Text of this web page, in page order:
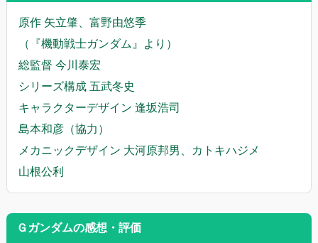
原作 矢立肇、富野由悠季
（『機動戦士ガンダム』より）
総監督 今川泰宏
シリーズ構成 五武冬史
キャラクターデザイン 逢坂浩司
島本和彦（協力）
メカニックデザイン 大河原邦男、カトキハジメ
山根公利
Ｇガンダムの感想・評価